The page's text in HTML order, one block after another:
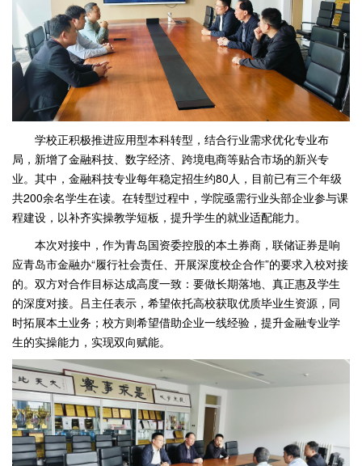
学校正积极推进应用型本科转型，结合行业需求优化专业布
局，新增了金融科技、数字经济、跨境电商等贴合市场的新兴专
业。其中，金融科技专业每年稳定招生约80人，目前已有三个年级
共200余名学生在读。在转型过程中，学院亟需行业头部企业参与课
程建设，以补齐实操教学短板，提升学生的就业适配能力。
本次对接中，作为青岛国资委控股的本土券商，联储证券是响
应青岛市金融办“履行社会责任、开展深度校企合作”的要求入校对接
的。双方对合作目标达成高度一致：要做长期落地、真正惠及学生
的深度对接。吕主任表示，希望依托高校获取优质毕业生资源，同
时拓展本土业务；校方则希望借助企业一线经验，提升金融专业学
生的实操能力，实现双向赋能。